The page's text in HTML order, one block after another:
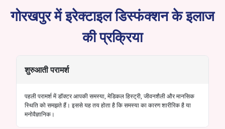
गोरखपुर में इरेक्टाइल डिस्फंक्शन के इलाज
की प्रक्रिया
शुरुआती परामर्श
पहली परामर्श में डॉक्टर आपकी समस्या, मेडिकल हिस्ट्री, जीवनशैली और मानसिक
स्थिति को समझते हैं। इससे यह तय होता है कि समस्या का कारण शारीरिक है या
मनोवैज्ञानिक।